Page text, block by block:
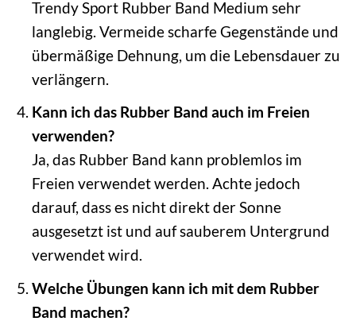
Trendy Sport Rubber Band Medium sehr
langlebig. Vermeide scharfe Gegenstände und
übermäßige Dehnung, um die Lebensdauer zu
verlängern.
Kann ich das Rubber Band auch im Freien
verwenden?
Ja, das Rubber Band kann problemlos im
Freien verwendet werden. Achte jedoch
darauf, dass es nicht direkt der Sonne
ausgesetzt ist und auf sauberem Untergrund
verwendet wird.
Welche Übungen kann ich mit dem Rubber
Band machen?